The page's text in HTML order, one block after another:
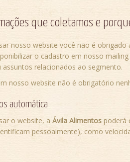
que coletamos e
nosso website você não é
o cadastro em nosso
assuntos relacionados ao segmento.
nosso website não é obrigatório
automática
o website, a Ávila Alimentos poderá
pessoalmente), como